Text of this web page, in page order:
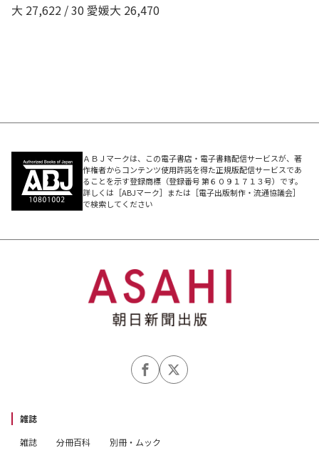
大 27,622 / 30 愛媛大 26,470
ＡＢＪマークは、この電子書店・電子書籍配信サービスが、著
作権者からコンテンツ使用許諾を得た正規版配信サービスであ
ることを示す登録商標（登録番号 第６０９１７１３号）です。
詳しくは［ABJマーク］または［電子出版制作・流通協議会］
で検索してください
雑誌
雑誌
分冊百科 別冊・ムック